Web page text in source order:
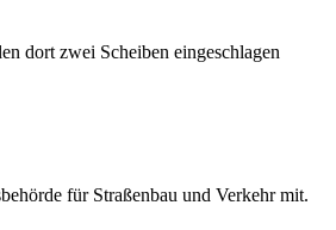
dort zwei Scheiben eingeschlagen
für Straßenbau und Verkehr mit.